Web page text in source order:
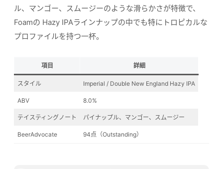
ル、マンゴー、スムージーのような滑らかさが特徴で、
Foamの Hazy IPAラインナップの中でも特にトロピカルな
プロファイルを持つ一杯。
項目 詳細
スタイル Imperial / Double New England Hazy IPA
ABV 8.0%
テイスティングノート パイナップル、マンゴー、スムージー
BeerAdvocate 94点（Outstanding）